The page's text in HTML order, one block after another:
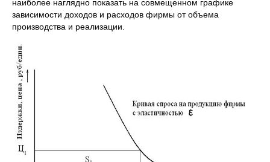
наиболее наглядно показать на совмещенном графике
зависимости доходов и расходов фирмы от объема
производства и реализации.